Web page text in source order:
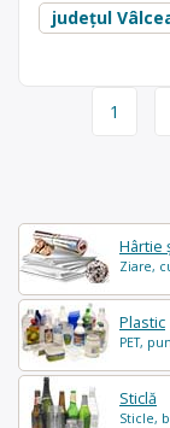
Hârtie
Ziare,
Plastic
PET,
Sticlă
Sticle,
județul
Page1